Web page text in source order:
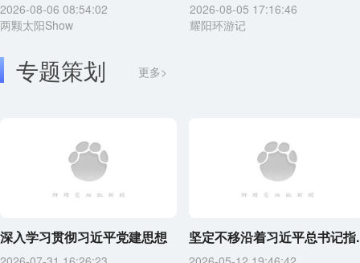
2026-08-06 08:54:02
两颗太阳Show
2026-08-05 17:16:46
耀阳环游记
专题策划 更多>
深入学习贯彻习近平党建思想 坚定不移沿着习近平总书记指